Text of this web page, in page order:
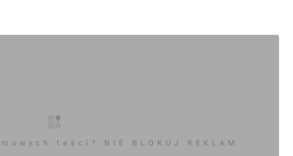
teści? NIE BLOKUJ REKLAM